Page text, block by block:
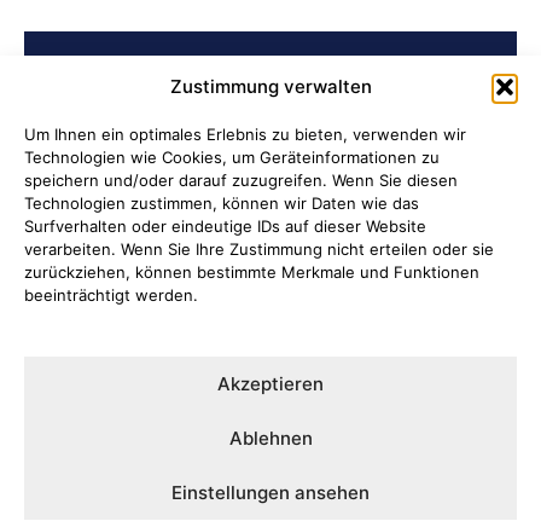
Zustimmung verwalten
Um Ihnen ein optimales Erlebnis zu bieten, verwenden wir
Technologien wie Cookies, um Geräteinformationen zu
speichern und/oder darauf zuzugreifen. Wenn Sie diesen
Technologien zustimmen, können wir Daten wie das
Surfverhalten oder eindeutige IDs auf dieser Website
verarbeiten. Wenn Sie Ihre Zustimmung nicht erteilen oder sie
zurückziehen, können bestimmte Merkmale und Funktionen
beeinträchtigt werden.
Akzeptieren
Ablehnen
Einstellungen ansehen
BELIEBTE BEITRÄGE
Ni hao in Attendorn
Lauter Abend in der NoiseBox
Kulturring Attendorn präsentiert
Kultursaison 2026/2027
Kulturbüro Attendorn:
„Bandförderung“